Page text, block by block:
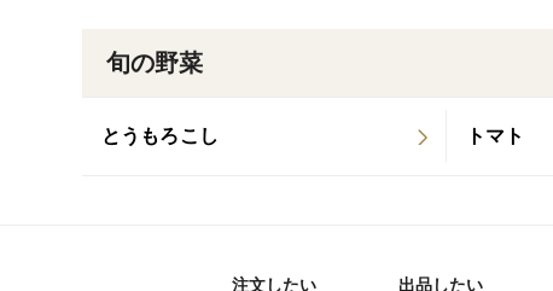
旬の野菜
とうもろこし トマト
注文したい 出品したい